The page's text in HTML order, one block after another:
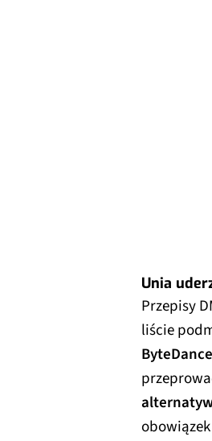
Unia
Przepisy
liście
ByteDance
obowiązek